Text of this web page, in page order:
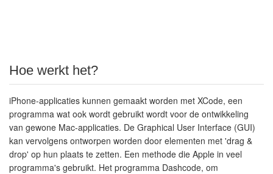
Hoe werkt het?
iPhone-applicaties kunnen gemaakt worden met XCode, een
programma wat ook wordt gebruikt wordt voor de ontwikkeling
van gewone Mac-applicaties. De Graphical User Interface (GUI)
kan vervolgens ontworpen worden door elementen met 'drag &
drop' op hun plaats te zetten. Een methode die Apple in veel
programma's gebruikt. Het programma Dashcode, om